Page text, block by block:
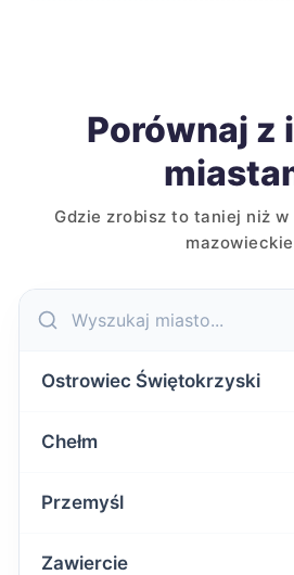
Porównaj z
Gdzie zrobisz to taniej niż
Ostrowiec Świętokrzyski
Chełm
Przemyśl
Zawiercie